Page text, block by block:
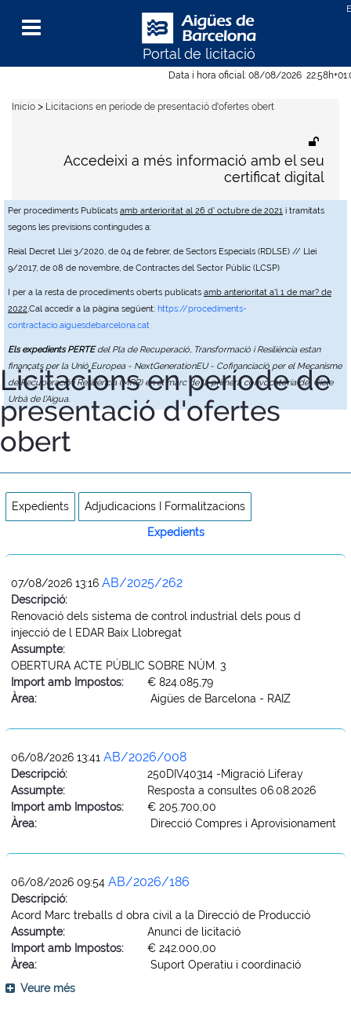
Data i hora oficial: 08/08/2026 22:58h
Per procediments Publicats amb anterioritat al 26 d' octubre de 2021 i tramitats
segons les previsions contingudes a:
Reial Decret Llei 3/2020, de 04 de febrer, de Sectors Especials (RDLSE) // Llei
9/2017, de 08 de novembre, de Contractes del Sector Públic (LCSP)
I per a la resta de procediments oberts publicats amb anterioritat a'l 1 de mar? de
2022,Cal accedir a la pàgina següent: https://procediments-
contractacio.aiguesdebarcelona.cat
Els expedients PERTEdel Pla de Recuperació, Transformació i Resiliència estan
finançats per la Unió Europea - NextGenerationEU - Cofinanciació per el Mecanisme
de Recuperació i Resiliència (MRR) en el marc de la primera convocatòria del Cicle
Urbà de l'Aigua.
Portal de licitació
Menu
Accedeixi a més informació amb el seu
certificat digital
Inicio > Licitacions en període de presentació d'ofertes obert
Licitacions en període de
presentació d'ofertes
obert
Expedients Adjudicacions I Formalitzacions
Expedients
07/08/2026 13:16 AB/2025/262
Descripció:
Renovació dels sistema de control industrial dels pous d
injecció de l EDAR Baix Llobregat
Assumpte:
OBERTURA ACTE PÚBLIC SOBRE NÚM. 3
Import amb Impostos:
€ 824.085,79
Àrea:
Aigües de Barcelona - RAIZ
06/08/2026 13:41 AB/2026/008
Descripció:
250DIV40314 -Migració Liferay
Assumpte:
Resposta a consultes 06.08.2026
Import amb Impostos:
€ 205.700,00
Àrea:
Direcció Compres i Aprovisionament
06/08/2026 09:54 AB/2026/186
Descripció:
Acord Marc treballs d obra civil a la Direcció de Producció
Assumpte:
Anunci de licitació
Import amb Impostos:
€ 242.000,00
Àrea:
Suport Operatiu i coordinació
Veure més